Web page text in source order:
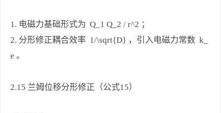
1. 电磁力基础形式为 Q_1 Q_2 / r^2 ；
2. 分形修正耦合效率 1/\sqrt{D} ，引入电磁力常数 k_
e 。
2.15 兰姆位移分形修正（公式15）